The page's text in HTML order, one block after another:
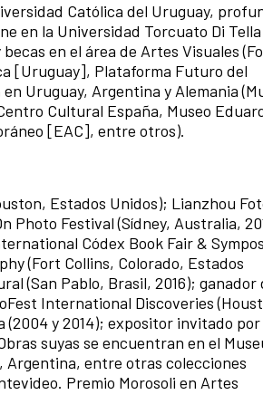
Católica del Uruguay,
en la Universidad Torcuato Di Tella
en el área de Artes Visuales
[Uruguay], Plataforma Futuro del
Uruguay, Argentina y Alemania
Cultural España, Museo
[EAC], entre otros).
Estados Unidos); Lianzhou
Photo Festival (Sídney, Australia,
Códex Book Fair &
(Fort Collins, Colorado, Estados
(San Pablo, Brasil, 2016); ganador
International Discoveries
(2004 y 2014); expositor invitado por
suyas se encuentran en el
Argentina, entre otras colecciones
Premio Morosoli en Artes